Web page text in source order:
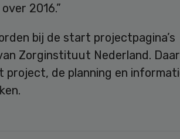
2016.”
bij de start projectpagina’s
Zorginstituut Nederland.
project, de planning en